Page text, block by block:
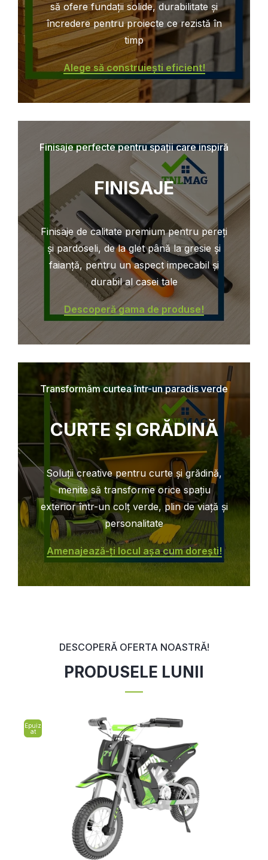
să ofere fundații solide, durabilitate și
încredere pentru proiecte ce rezistă în
timp
Alege să construiești eficient!
Finisaje perfecte pentru spații care inspiră
FINISAJE
Finisaje de calitate premium pentru pereți
și pardoseli, de la glet până la gresie și
faianță, pentru un aspect impecabil și
durabil al casei tale
Descoperă gama de produse!
Transformăm curtea într-un paradis verde
CURTE ȘI GRĂDINĂ
Soluții creative pentru curte și grădină,
menite să transforme orice spațiu
exterior într-un colț verde, plin de viață și
personalitate
Amenajează-ți locul așa cum dorești!
DESCOPERĂ OFERTA NOASTRĂ!
PRODUSELE LUNII
Epuiz
at